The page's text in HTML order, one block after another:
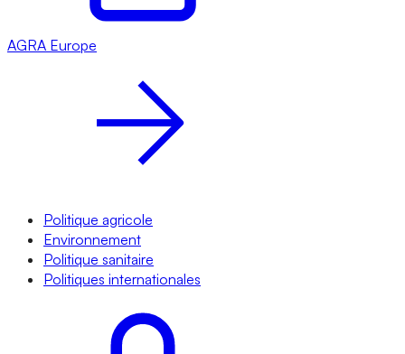
AGRA Europe
Politique agricole
Environnement
Politique sanitaire
Politiques internationales